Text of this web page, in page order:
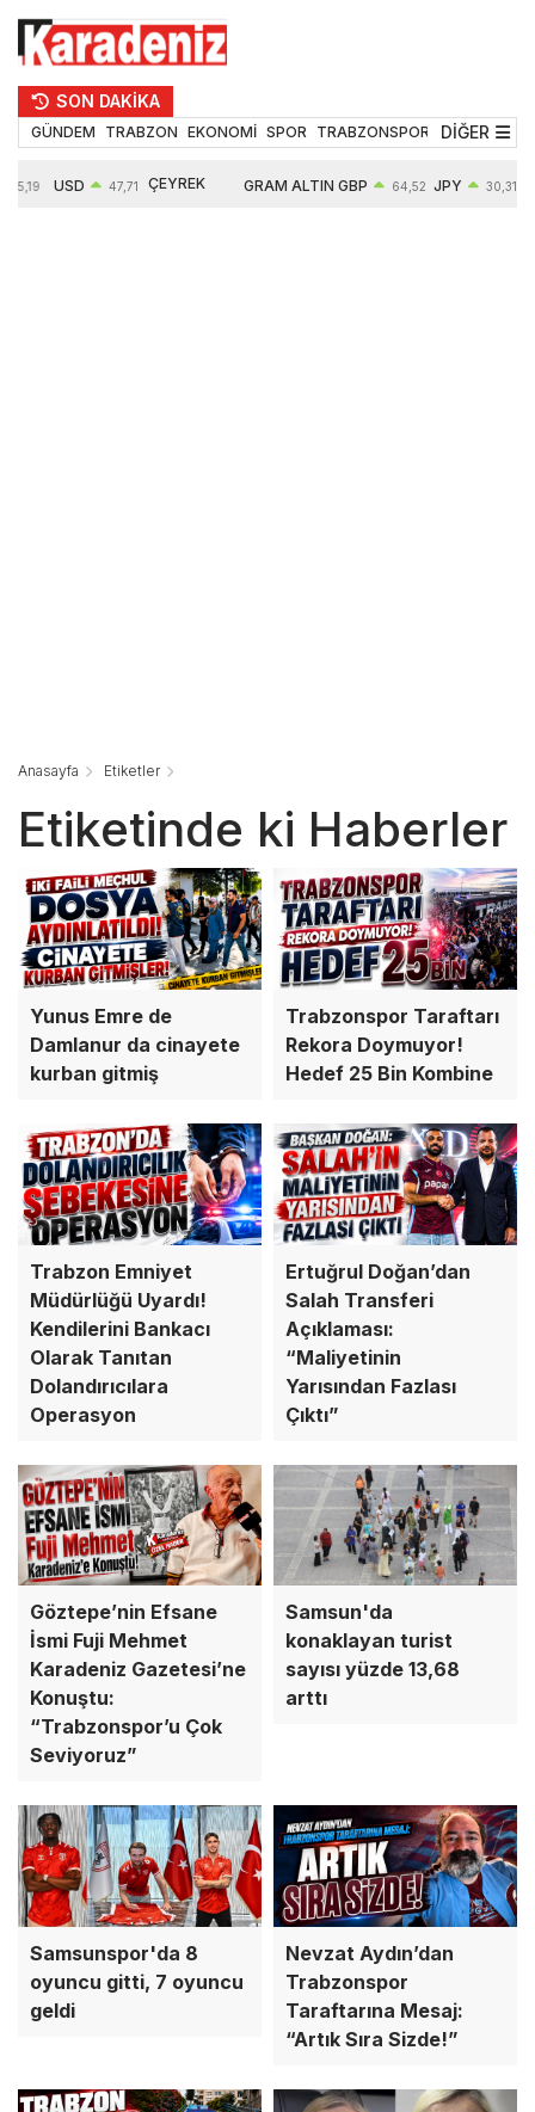
SON DAKİKA
GÜNDEM TRABZON EKONOMİ SPOR TRABZONSPOR TEKNOLOJİ
DİĞER
USD 47,71 ÇEYREK GRAM ALTIN GBP 64,52 JPY 30,31
Anasayfa Etiketler
Etiketinde ki Haberler
Yunus Emre de
Damlanur da cinayete
kurban gitmiş
Trabzonspor Taraftarı
Rekora Doymuyor!
Hedef 25 Bin Kombine
Trabzon Emniyet
Müdürlüğü Uyardı!
Kendilerini Bankacı
Olarak Tanıtan
Dolandırıcılara
Operasyon
Ertuğrul Doğan’dan
Salah Transferi
Açıklaması:
“Maliyetinin
Yarısından Fazlası
Çıktı”
Göztepe’nin Efsane
İsmi Fuji Mehmet
Karadeniz Gazetesi’ne
Konuştu:
“Trabzonspor’u Çok
Seviyoruz”
Samsun'da
konaklayan turist
sayısı yüzde 13,68
arttı
Samsunspor'da 8
oyuncu gitti, 7 oyuncu
geldi
Nevzat Aydın’dan
Trabzonspor
Taraftarına Mesaj:
“Artık Sıra Sizde!”